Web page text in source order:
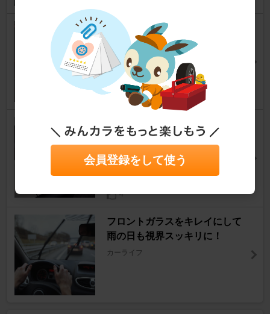
alibaba（china） ウィンドウス
イッチパネル
キャプチャー [2R]
左利きドラマーさん
4
メーカー・ブランド不明（手作
り？） 昔のルノーのエンブレム
のステッカー（マグネット）
4
フロントガラスをキレイにして
雨の日も視界スッキリに！
カーライフ
会員登録をして使う